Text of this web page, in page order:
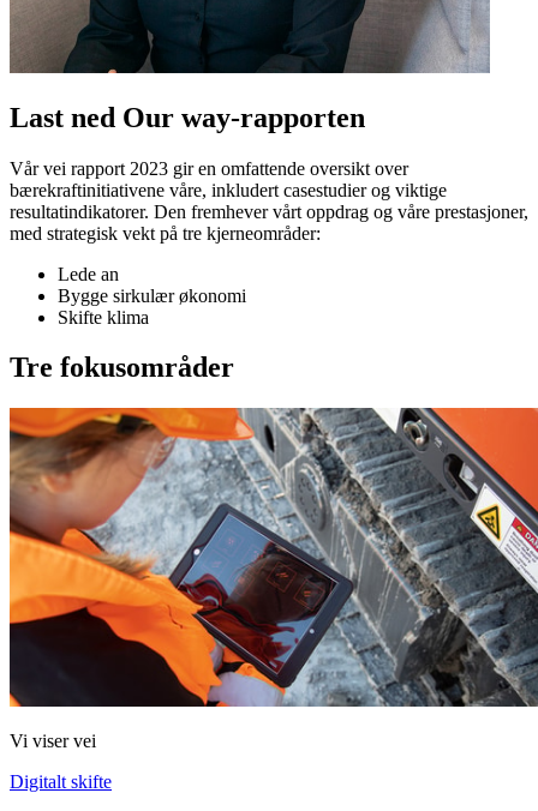
Last ned Our way-rapporten
Vår vei rapport 2023 gir en omfattende oversikt over
bærekraftinitiativene våre, inkludert casestudier og viktige
resultatindikatorer. Den fremhever vårt oppdrag og våre prestasjoner,
med strategisk vekt på tre kjerneområder:
Lede an
Bygge sirkulær økonomi
Skifte klima
Tre fokusområder
Vi viser vei
Digitalt skifte